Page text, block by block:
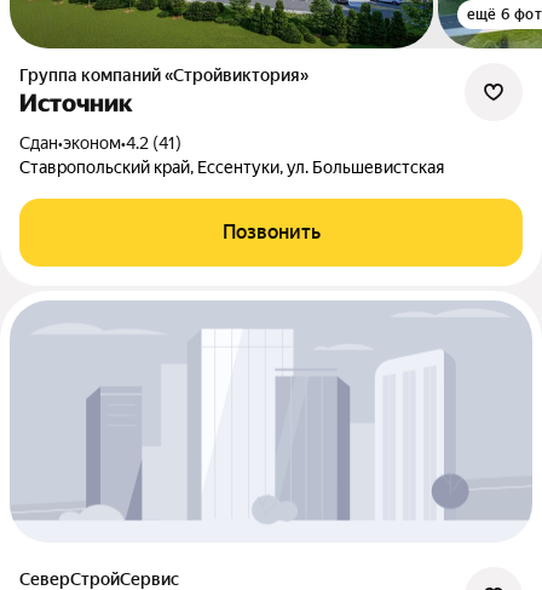
ещё 6
Группа компаний «Стройвиктория»
Источник
Сдан•эконом•4.2 (41)
Ставропольский край, Ессентуки, ул. Большевистская
Позвонить
СеверСтройСервис